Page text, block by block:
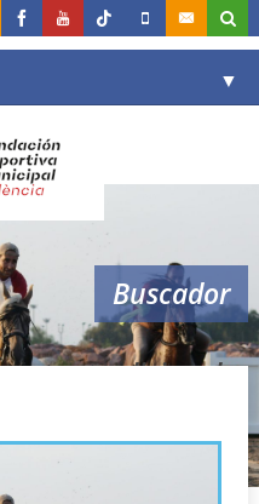
▼
▼
▼
Buscador
tradicionales